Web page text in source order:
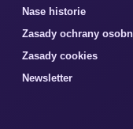
Nase historie
Zasady ochrany
Zasady cookies
Newsletter